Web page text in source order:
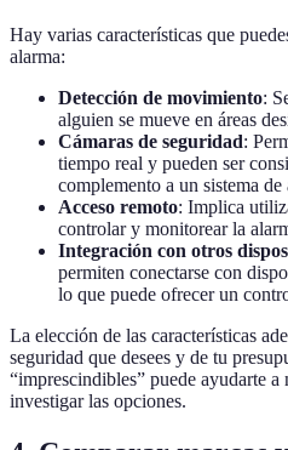
Hay varias características que
alarma:
Detección de movimiento:
alguien se mueve en áreas
Cámaras de seguridad:
tiempo real y pueden ser
complemento a un sistema de
Acceso remoto: Implica
controlar y monitorear la
Integración con otros
permiten conectarse con
lo que puede ofrecer un
La elección de las características
seguridad que desees y de tu
“imprescindibles” puede ayudarte a
investigar las opciones.